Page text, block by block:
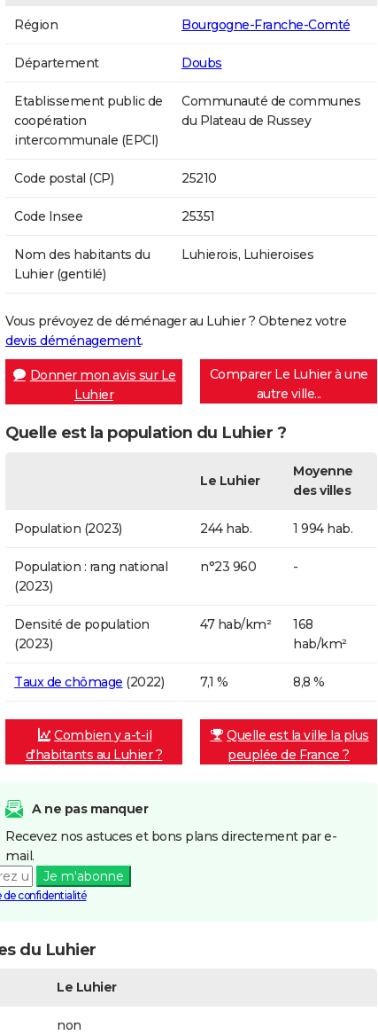
Région Bourgogne-Franche-Comté
Département Doubs
Etablissement public de
coopération
intercommunale (EPCI)
Communauté de communes
du Plateau de Russey
Code postal (CP) 25210
Code Insee 25351
Nom des habitants du
Luhier (gentilé)
Luhierois, Luhieroises
Vous prévoyez de déménager au Luhier ? Obtenez votre
devis déménagement.
Donner mon avis sur Le
Luhier
Comparer Le Luhier à une
autre ville...
Quelle est la population du Luhier ?
Le Luhier
Moyenne
des villes
Population (2023) 244 hab. 1 994 hab.
Population : rang national
(2023)
n°23 960 -
Densité de population
(2023)
47 hab/km²
168
hab/km²
Taux de chômage (2022) 7,1 % 8,8 %
Combien y a-t-il
d'habitants au Luhier ?
Quelle est la ville la plus
peuplée de France ?
A ne pas manquer
Recevez nos astuces et bons plans directement par e-
mail.
Je m'abonne
de confidentialité
du Luhier
Le Luhier
non